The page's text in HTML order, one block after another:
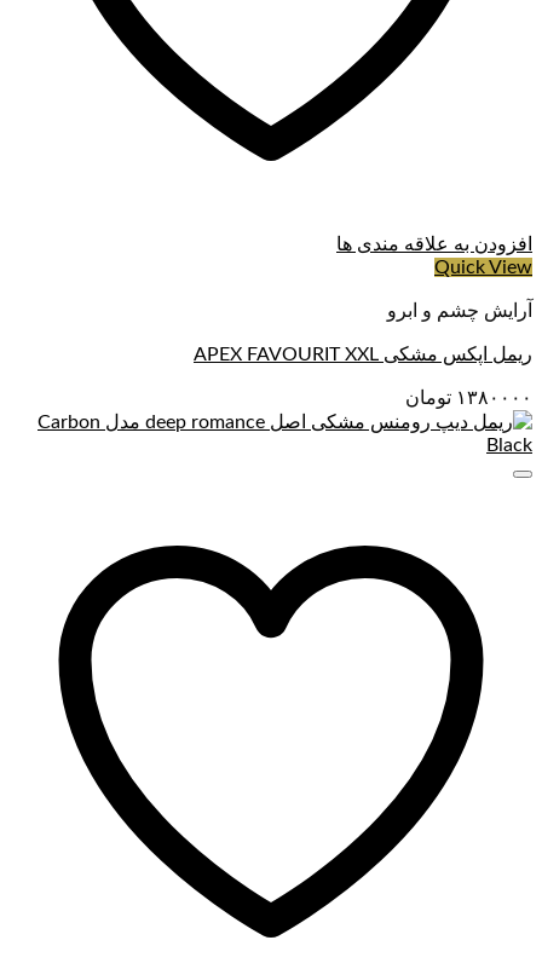
افزودن به علاقه مندی ها
Quick View
آرایش چشم و ابرو
ریمل اپکس مشکی APEX FAVOURIT XXL
۱۳۸۰۰۰۰ تومان